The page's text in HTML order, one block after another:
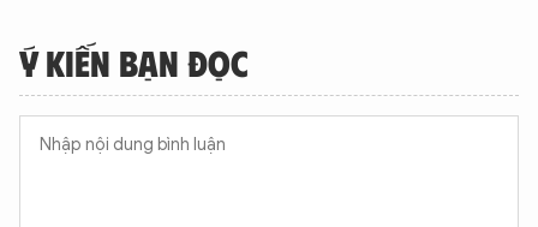
Ý KIẾN BẠN ĐỌC